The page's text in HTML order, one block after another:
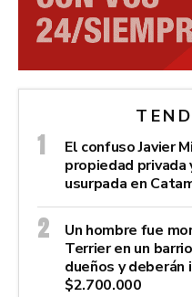
El confuso Javier
propiedad
usurpada en
Un hombre fue
Terrier en un
dueños y deberán
$2.700.000